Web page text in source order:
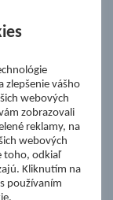
s.r.o.
Podbrezová
zlepšenie vášho
webových
zobrazovali
reklamy, na
webových
toho, odkiaľ
Kliknutím na
používaním